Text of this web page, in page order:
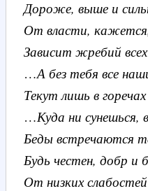
Дороже, выше и
От власти,
Зависит жребий
…А без тебя все
Текут лишь в
…Куда ни сунешься,
Беды встречаются
Будь честен, добр и
От низких